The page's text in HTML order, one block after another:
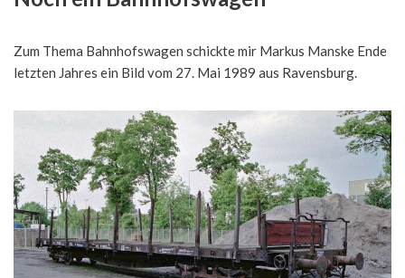
Zum Thema Bahnhofswagen schickte mir Markus Manske Ende
letzten Jahres ein Bild vom 27. Mai 1989 aus Ravensburg.